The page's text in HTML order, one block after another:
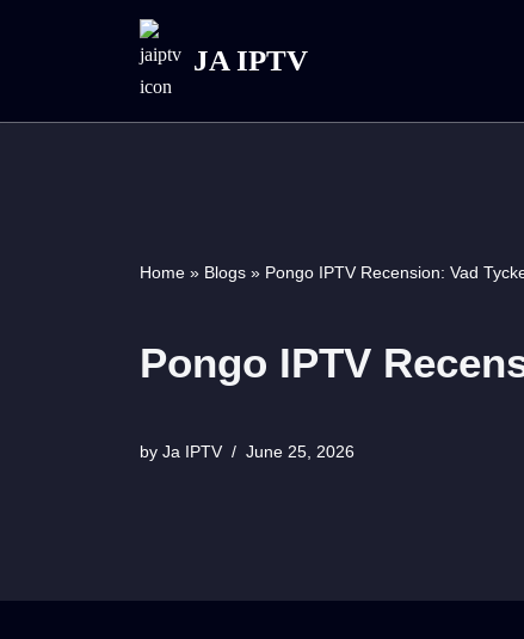
JA IPTV
Home » Blogs » Pongo IPTV Recension: Vad
Pongo IPTV
by Ja IPTV June 25, 2026